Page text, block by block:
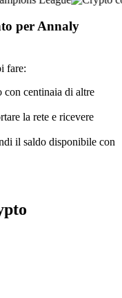
per Annaly
fare:
con centinaia di altre
la rete e ricevere
il saldo disponibile con